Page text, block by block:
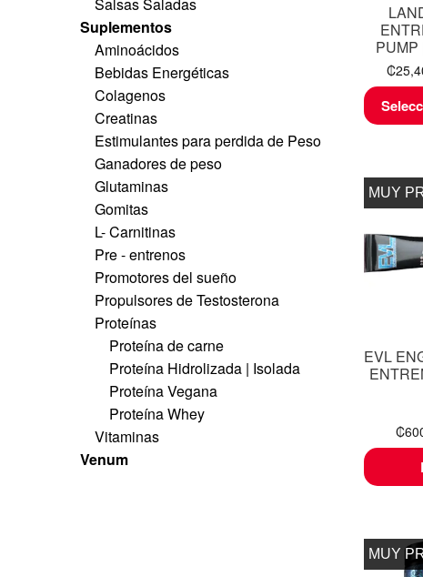
Suplementos
Aminoácidos
Bebidas Energéticas
Colagenos
Creatinas
Estimulantes para perdida de Peso
Ganadores de peso
Glutaminas
Gomitas
L- Carnitinas
Pre - entrenos
Promotores del sueño
Propulsores de Testosterona
Proteínas
Proteína de carne
Proteína Hidrolizada | Isolada
Proteína Vegana
Proteína Whey
Vitaminas
Venum
PUMP
₡
MUY
EVL
₡
MUY